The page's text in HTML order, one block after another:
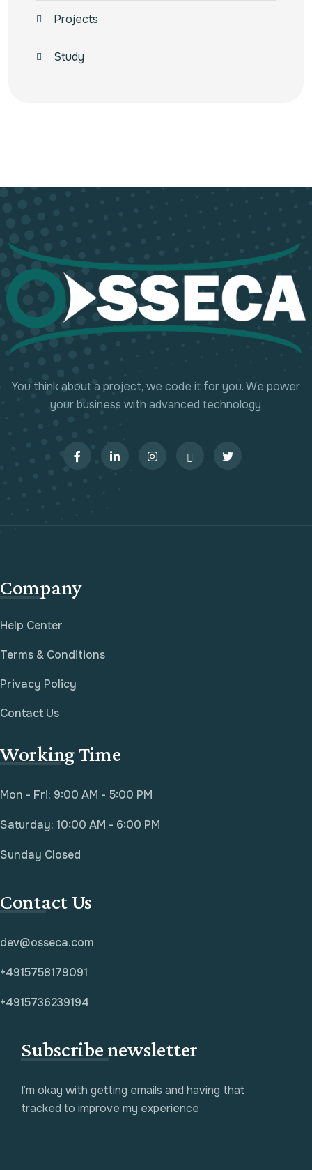
Projects
Study
You think about a project, we code it for you. We power
your business with advanced technology
Company
Help Center
Terms & Conditions
Privacy Policy
Contact Us
Working Time
Mon - Fri: 9:00 AM - 5:00 PM
Saturday: 10:00 AM - 6:00 PM
Sunday Closed
Contact Us
dev@osseca.com
+4915758179091
+4915736239194
Subscribe newsletter
I’m okay with getting emails and having that
tracked to improve my experience